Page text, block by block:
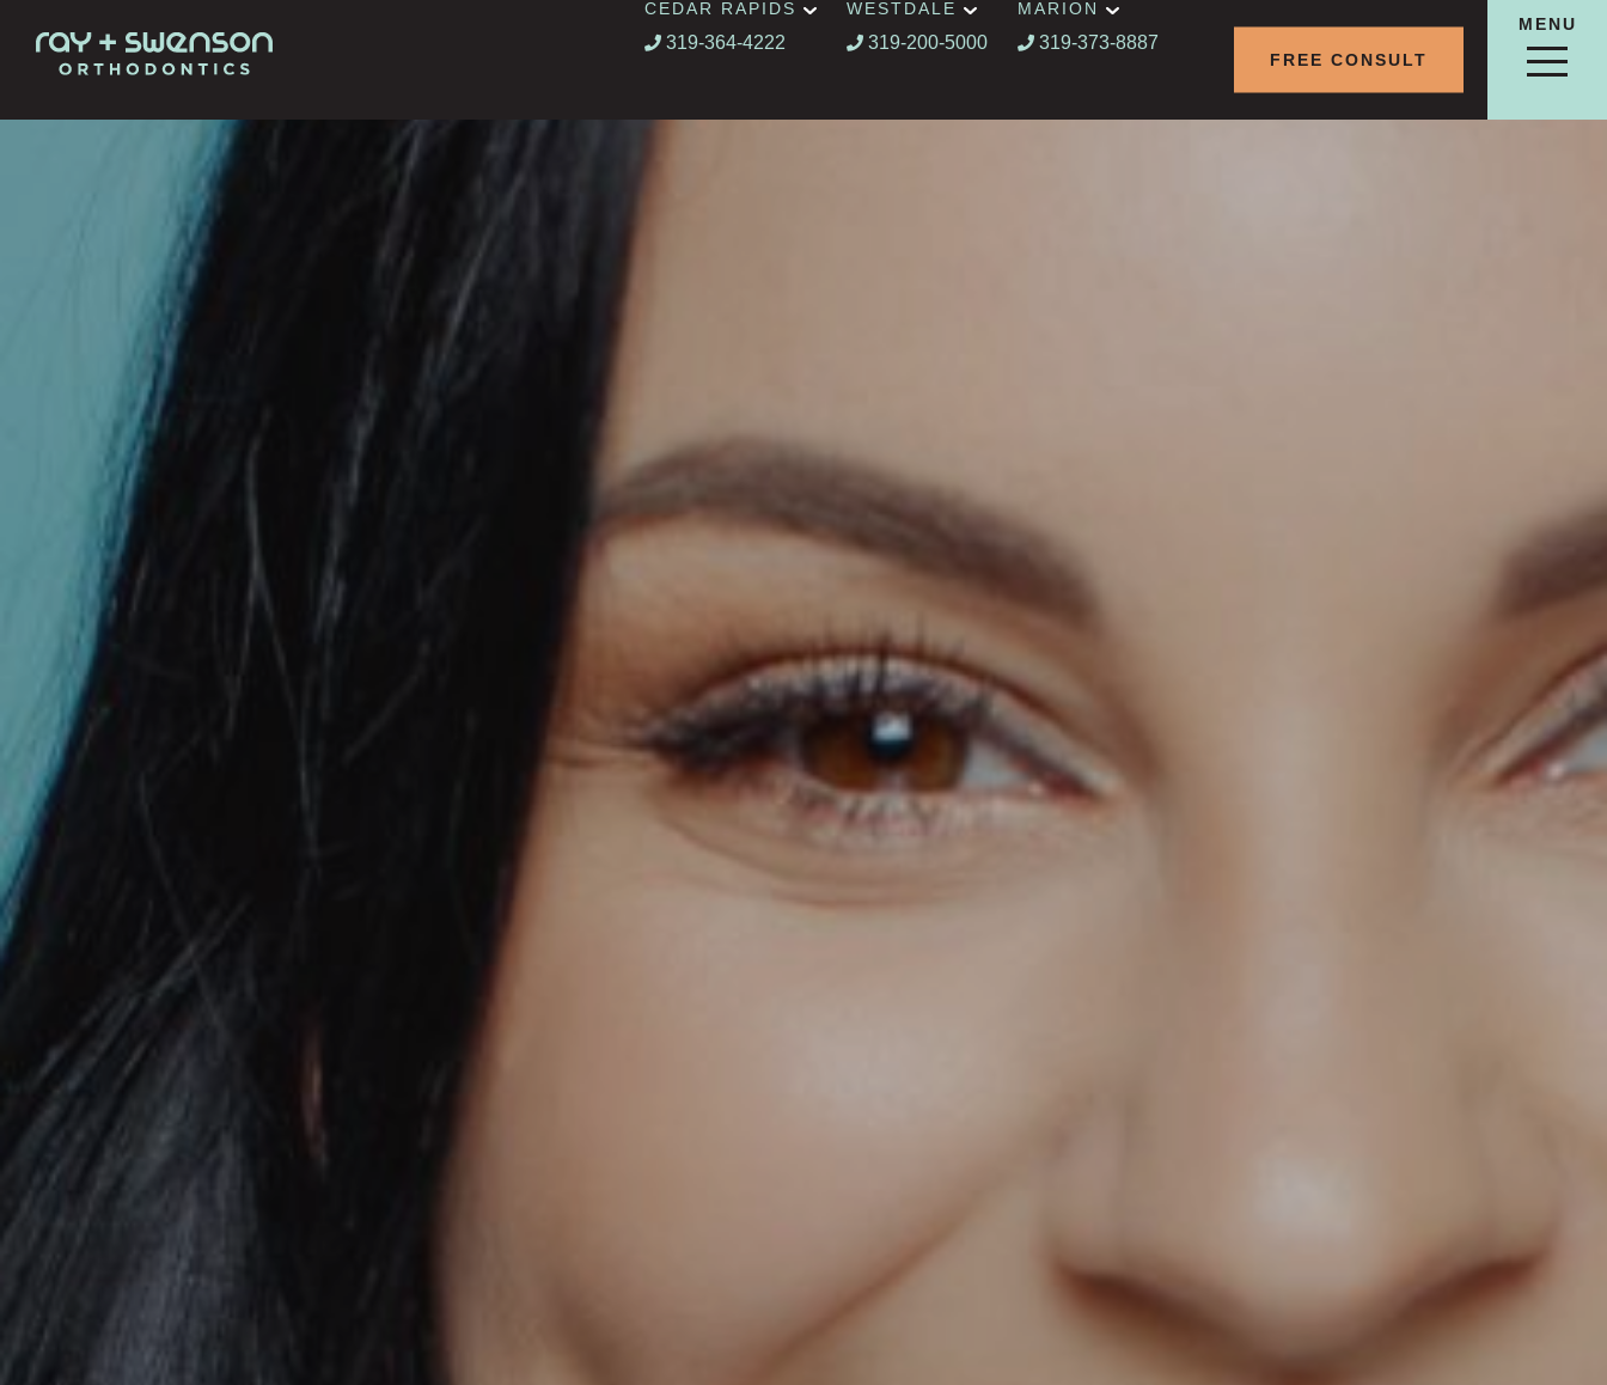
FREE CONSULT
CEDAR RAPIDS
319-364-4222
WESTDALE
319-200-5000
MARION
319-373-8887
MENU